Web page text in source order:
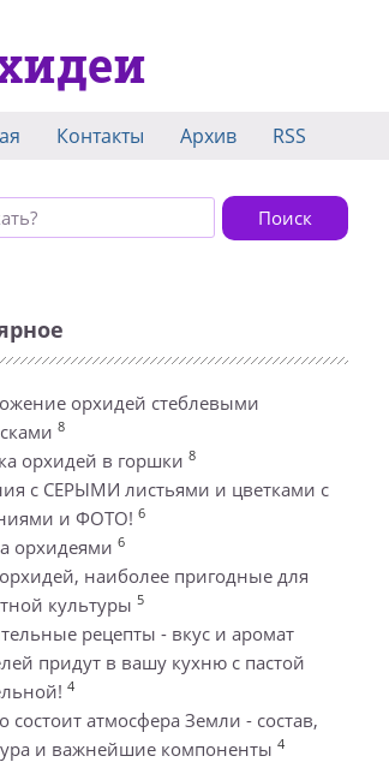
Контакты Архив RSS
Поиск
орхидей стеблевыми
8
орхидей в горшки 8
с СЕРЫМИ листьями и цветками с
и ФОТО! 6
орхидеями 6
наиболее пригодные для
культуры 5
рецепты - вкус и аромат
придут в вашу кухню с пастой
4
состоит атмосфера Земли - состав,
и важнейшие компоненты 4